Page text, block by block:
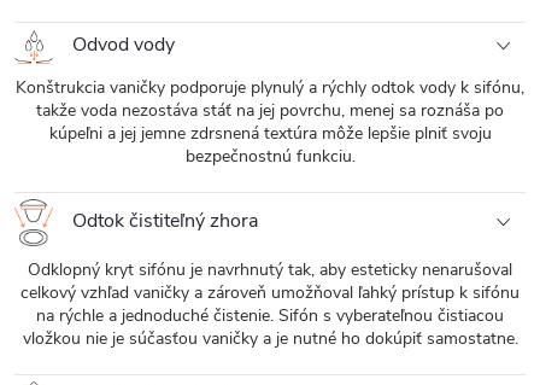
Odvod vody
Konštrukcia vaničky podporuje plynulý a rýchly odtok vody k sifónu,
takže voda nezostáva stáť na jej povrchu, menej sa roznáša po
kúpeľni a jej jemne zdrsnená textúra môže lepšie plniť svoju
bezpečnostnú funkciu.
Odtok čistiteľný zhora
Odklopný kryt sifónu je navrhnutý tak, aby esteticky nenarušoval
celkový vzhľad vaničky a zároveň umožňoval ľahký prístup k sifónu
na rýchle a jednoduché čistenie. Sifón s vyberateľnou čistiacou
vložkou nie je súčasťou vaničky a je nutné ho dokúpiť samostatne.